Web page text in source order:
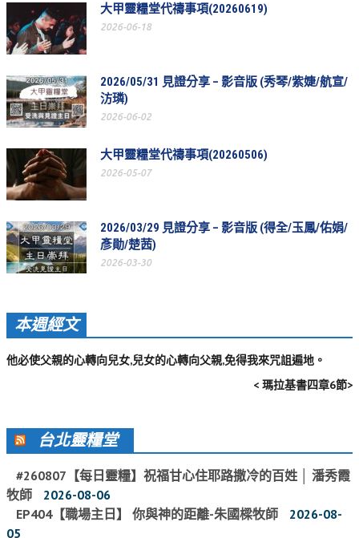
活動影音_2026年
活動影音_2025年
活動影音_2023年
活動影音_2022年
活動影音_2021年
活動影音_2020年
活動影音_2019年
活動影音_2018年
活動影音_2015年
活動影音_2014年
社區愛加倍
愛加倍協會介紹
愛加倍活動相簿
大甲靈糧堂代禱事項(20260619)
2026-06-18
2026/05/31 見證分享 – 影音版 (秀琴/紫婕/航宣/
汸璘)
2026-06-02
大甲靈糧堂代禱事項(20260506)
2026-05-07
2026/03/29 見證分享 – 影音版 (得全/玉鳳/佑娟/
彥勛/楚茜)
2026-03-30
本週經文
他必使父親的心轉向兒女,兒女的心轉向父親,免得我來咒詛遍地。
< 瑪拉基書四章6節>
台北靈糧堂
#260807【每日靈糧】祝福甘心住耶路撒冷的百姓 │ 潘秀霞
牧師
2026-08-06
EP404【職場主日】 你與神的距離-朱國樑牧師
2026-08-
05